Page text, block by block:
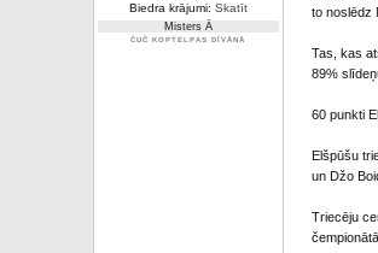
Biedra krājumi: Skatīt
Misters Ā
ČUČ KOPTELPAS DĪVĀNĀ
to noslēdz
Tas, kas
89%
60 punkti
Elšpūšu
un Džo
Triecēju